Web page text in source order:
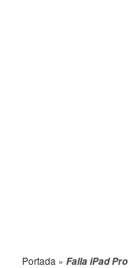
Portada » Falla iPad Pro